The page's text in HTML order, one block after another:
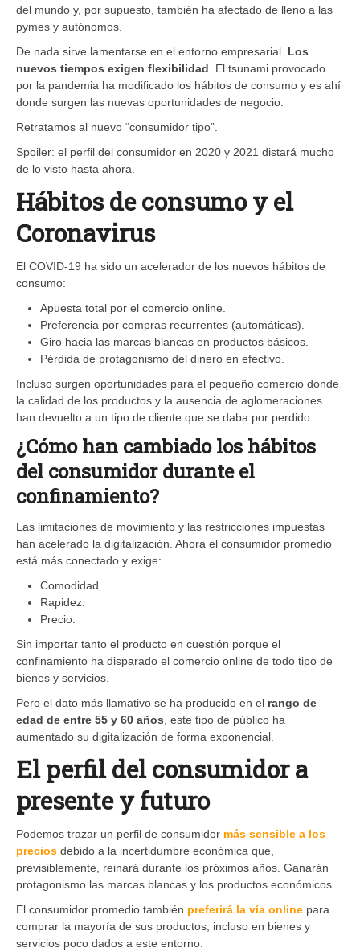
del mundo y, por supuesto, también ha afectado de lleno a las
pymes y autónomos.
De nada sirve lamentarse en el entorno empresarial. Los
nuevos tiempos exigen flexibilidad . El tsunami provocado
por la pandemia ha modificado los hábitos de consumo y es ahí
donde surgen las nuevas oportunidades de negocio.
Retratamos al nuevo “consumidor tipo”.
Spoiler: el perfil del consumidor en 2020 y 2021 distará mucho
de lo visto hasta ahora.
Hábitos de consumo y el
Coronavirus
El COVID-19 ha sido un acelerador de los nuevos hábitos de
consumo:
Apuesta total por el comercio online.
Preferencia por compras recurrentes (automáticas).
Giro hacia las marcas blancas en productos básicos.
Pérdida de protagonismo del dinero en efectivo.
Incluso surgen oportunidades para el pequeño comercio donde
la calidad de los productos y la ausencia de aglomeraciones
han devuelto a un tipo de cliente que se daba por perdido.
¿Cómo han cambiado los hábitos
del consumidor durante el
confinamiento?
Las limitaciones de movimiento y las restricciones impuestas
han acelerado la digitalización. Ahora el consumidor promedio
está más conectado y exige:
Comodidad.
Rapidez.
Precio.
Sin importar tanto el producto en cuestión porque el
confinamiento ha disparado el comercio online de todo tipo de
bienes y servicios.
Pero el dato más llamativo se ha producido en el rango de
edad de entre 55 y 60 años , este tipo de público ha
aumentado su digitalización de forma exponencial.
El perfil del consumidor a
presente y futuro
Podemos trazar un perfil de consumidor más sensible a los
precios debido a la incertidumbre económica que,
previsiblemente, reinará durante los próximos años. Ganarán
protagonismo las marcas blancas y los productos económicos.
El consumidor promedio también preferirá la vía online para
comprar la mayoría de sus productos, incluso en bienes y
servicios poco dados a este entorno.